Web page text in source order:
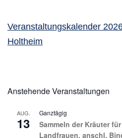
Veranstaltungskalender
Holtheim
Anstehende Veranstaltungen
AUG.
13
Ganztägig
Sammeln der Kräuter
Landfrauen, anschl.